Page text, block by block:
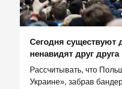
Сегодня
ненавидят друг друга
Рассчитывать, что
Украине», забрав